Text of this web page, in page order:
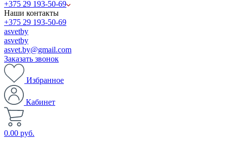
+375 29 193-50-69
Наши контакты
+375 29 193-50-69
asvetby
asvetby
asvet.by@gmail.com
Заказать звонок
Избранное
Кабинет
0.00 руб.